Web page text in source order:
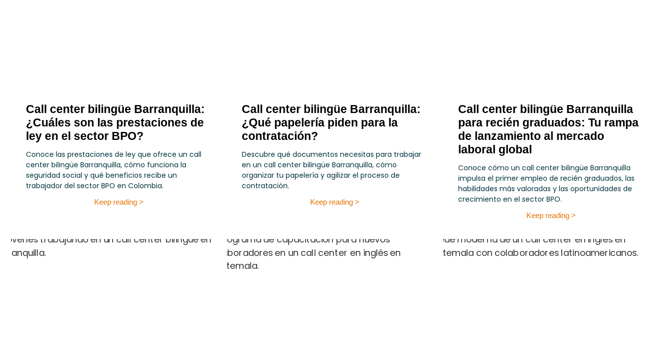
Call center bilingüe Barranquilla:
¿Cuáles son las prestaciones de
ley en el sector BPO?
Conoce las prestaciones de ley que ofrece un call
center bilingüe Barranquilla, cómo funciona la
seguridad social y qué beneficios recibe un
trabajador del sector BPO en Colombia.
Keep reading >
Call center bilingüe Barranquilla:
¿Qué papelería piden para la
contratación?
Descubre qué documentos necesitas para trabajar
en un call center bilingüe Barranquilla, cómo
organizar tu papelería y agilizar el proceso de
contratación.
Keep reading >
Call center bilingüe Barranquilla
para recién graduados: Tu rampa
de lanzamiento al mercado
laboral global
Conoce cómo un call center bilingüe Barranquilla
impulsa el primer empleo de recién graduados, las
habilidades más valoradas y las oportunidades de
crecimiento en el sector BPO.
Keep reading >